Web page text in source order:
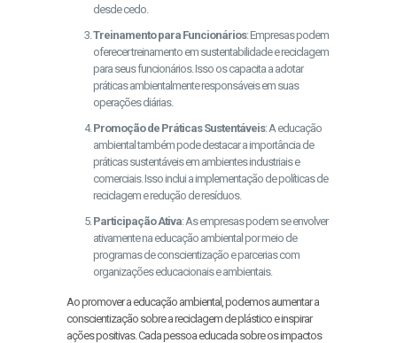
desde cedo.
Treinamento para Funcionários: Empresas podem
oferecer treinamento em sustentabilidade e reciclagem
para seus funcionários. Isso os capacita a adotar
práticas ambientalmente responsáveis em suas
operações diárias.
Promoção de Práticas Sustentáveis: A educação
ambiental também pode destacar a importância de
práticas sustentáveis em ambientes industriais e
comerciais. Isso inclui a implementação de políticas de
reciclagem e redução de resíduos.
Participação Ativa: As empresas podem se envolver
ativamente na educação ambiental por meio de
programas de conscientização e parcerias com
organizações educacionais e ambientais.
Ao promover a educação ambiental, podemos aumentar a
conscientização sobre a reciclagem de plástico e inspirar
ações positivas. Cada pessoa educada sobre os impactos